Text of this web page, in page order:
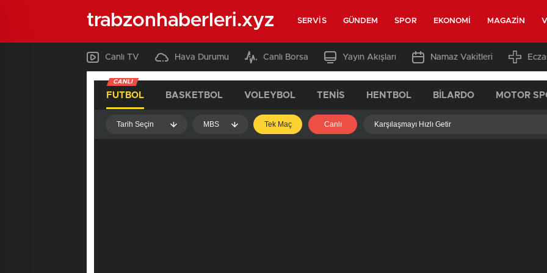
trabzonhaberleri.xyz SERVIS GÜNDEM SPOR EKONOMI MAGAZIN
Canlı TV Hava Durumu Canlı Borsa Yayın Akışları Namaz Vakitleri
CANLI
FUTBOL BASKETBOL VOLEYBOL TENIS HENTBOL BILARDO MOTOR
Tarih Seçin MBS Tek Maç Canlı